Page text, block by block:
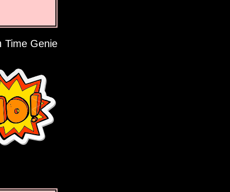
Time Genie רעספּעקטירט אייער פּריוואַטקייט.